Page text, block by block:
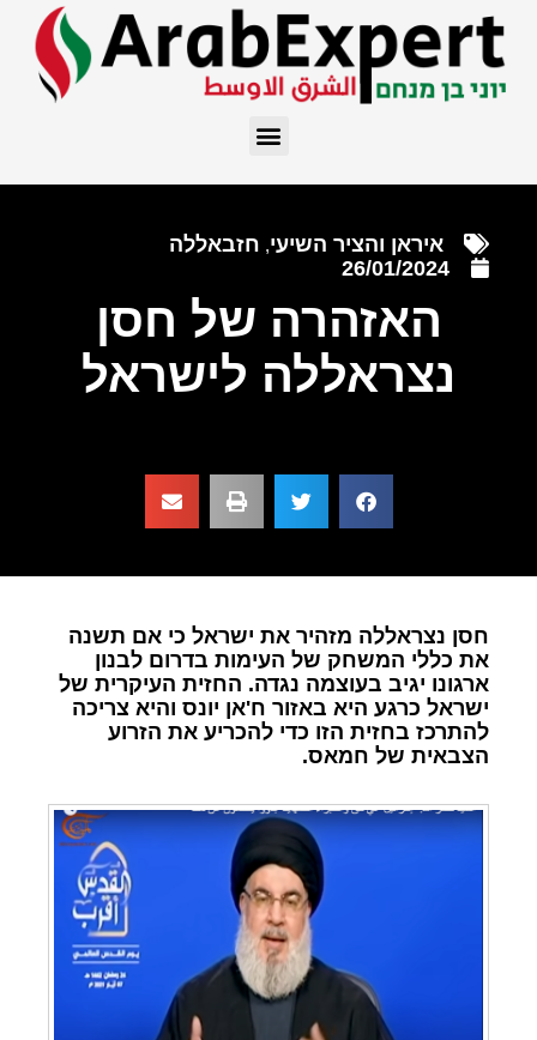
איראן והציר השיעי, חזבאללה
26/01/2024
האזהרה של חסן
נצראללה לישראל
חסן נצראללה מזהיר את ישראל כי אם תשנה
את כללי המשחק של העימות בדרום לבנון
ארגונו יגיב בעוצמה נגדה. החזית העיקרית של
ישראל כרגע היא באזור ח'אן יונס והיא צריכה
להתרכז בחזית הזו כדי להכריע את הזרוע
הצבאית של חמאס.